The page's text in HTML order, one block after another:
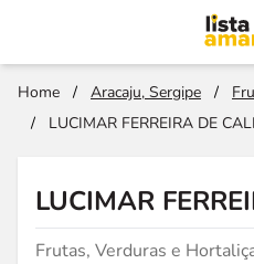
Home / Aracaju, Sergipe /
/
LUCIMAR FERREIRA DE
LUCIMAR
Frutas, Verduras e